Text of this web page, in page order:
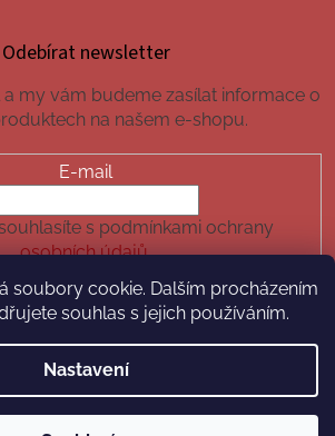
soubory cookie. Dalším procházením
souhlas s jejich používáním.
Nastavení
Odebírat newsletter
my vám budeme zasílat informace o
na našem e-shopu.
E-mail
s podmínkami ochrany
osobních údajů.
PŘIHLÁSIT SE